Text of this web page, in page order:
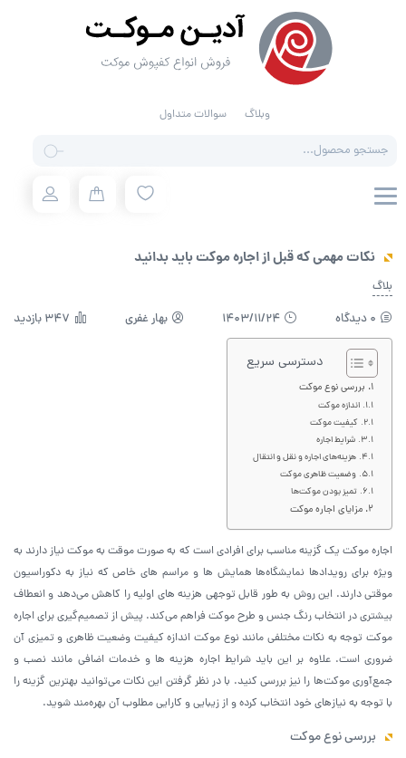
وبلاگ سوالات متداول
search
نکات مهمی که قبل از اجاره موکت باید بدانید
بلاگ
0 دیدگاه 1403/11/24 بهار غفری 347 بازدید
دسترسی سریع
بررسی نوع موکت
اندازه موکت
کیفیت موکت
شرایط اجاره
هزینه‌های اجاره و نقل و انتقال
وضعیت ظاهری موکت
تمیز بودن موکت‌ها
مزایای اجاره موکت
اجاره موکت یک گزینه مناسب برای افرادی است که به ‌صورت موقت به موکت نیاز دارند به
‌ویژه برای رویدادها نمایشگاه‌ها همایش ‌ها و مراسم‌ های خاص که نیاز به دکوراسیون
موقتی دارند. این روش به ‌طور قابل توجهی هزینه‌ های اولیه را کاهش می‌دهد و انعطاف
بیشتری در انتخاب رنگ جنس و طرح موکت فراهم می‌کند. پیش از تصمیم‌گیری برای اجاره
موکت توجه به نکات مختلفی مانند نوع موکت اندازه کیفیت وضعیت ظاهری و تمیزی آن
ضروری است. علاوه بر این باید شرایط اجاره هزینه ‌ها و خدمات اضافی مانند نصب و
جمع‌آوری موکت‌ها را نیز بررسی کنید. با در نظر گرفتن این نکات می‌توانید بهترین گزینه را
با توجه به نیازهای خود انتخاب کرده و از زیبایی و کارایی مطلوب آن بهره‌مند شوید.
بررسی نوع موکت